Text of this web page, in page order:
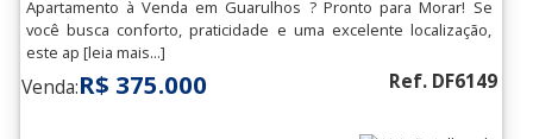
Apartamento à Venda em Guarulhos ? Pronto para Morar! Se
você busca conforto, praticidade e uma excelente localização,
este ap [leia mais...]
Venda:R$ 375.000 Ref. DF6149